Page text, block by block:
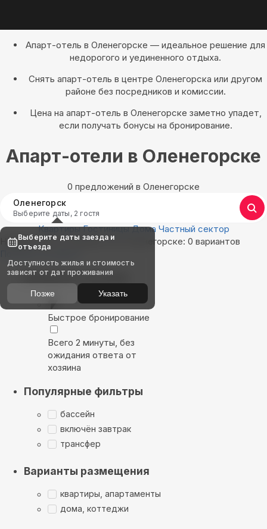
Апарт-отель в Оленегорске — идеальное решение для
недорогого и уединенного отдыха.
Снять апарт-отель в центре Оленегорска или другом
районе без посредников и комиссии.
Цена на апарт-отель в Оленегорске заметно упадет,
если получать бонусы на бронирование.
Апарт-отели в Оленегорске
0 предложений в Оленегорске
Оленегорск
Выберите даты, 2 гостя
Квартиры Гостиницы Дома Частный сектор
Найдём, где остановиться в Оленегорске: 0 вариантов
Показать на карте
Выбирайте лучшее
Быстрое бронирование
Всего 2 минуты, без
ожидания ответа от
хозяина
Популярные фильтры
бассейн
включён завтрак
трансфер
Варианты размещения
квартиры, апартаменты
дома, коттеджи
Выберите даты заезда и
отъезда
Доступность жилья и стоимость
зависят от дат проживания
Позже Указать